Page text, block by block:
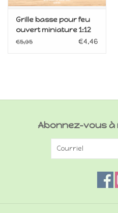
Grille basse pour feu
ouvert miniature 1:12
€5,95 €4,46
Abonnez-vous